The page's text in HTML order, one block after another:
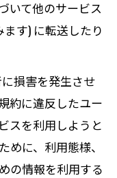
いて他のサービス
す) に転送したり
損害を発生させ
約に違反したユー
スを利用しようと
めに、利用態様、
の情報を利用する